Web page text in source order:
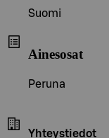
Suomi
Ainesosat
Peruna
Yhteystiedot